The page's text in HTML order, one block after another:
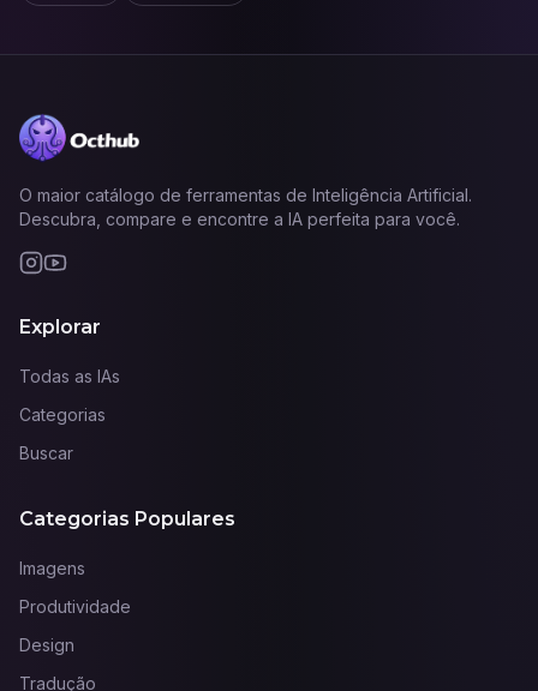
O maior catálogo de ferramentas de Inteligência Artificial.
Descubra, compare e encontre a IA perfeita para você.
Explorar
Todas as IAs
Categorias
Buscar
Categorias Populares
Imagens
Produtividade
Design
Tradução